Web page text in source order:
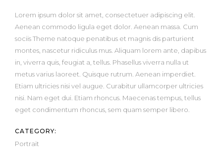
Lorem ipsum dolor sit amet, consectetuer adipiscing elit.
Aenean commodo ligula eget dolor. Aenean massa. Cum
sociis Theme natoque penatibus et magnis dis parturient
montes, nascetur ridiculus mus. Aliquam lorem ante, dapibus
in, viverra quis, feugiat a, tellus. Phasellus viverra nulla ut
metus varius laoreet. Quisque rutrum. Aenean imperdiet.
Etiam ultricies nisi vel augue. Curabitur ullamcorper ultricies
nisi. Nam eget dui. Etiam rhoncus. Maecenas tempus, tellus
eget condimentum rhoncus, sem quam semper libero.
CATEGORY:
Portrait